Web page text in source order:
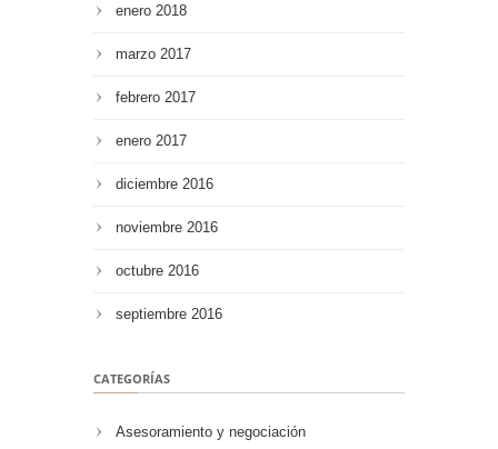
enero 2018
marzo 2017
febrero 2017
enero 2017
diciembre 2016
noviembre 2016
octubre 2016
septiembre 2016
CATEGORÍAS
Asesoramiento y negociación